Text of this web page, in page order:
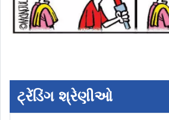
ટ્રેંડિંગ શ્રેણીઓ